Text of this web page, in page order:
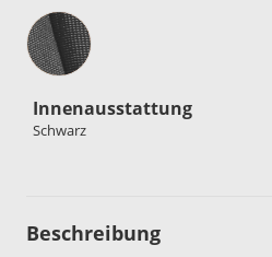
Innenausstattung
Innenausstattung
Schwarz
Beschreibung